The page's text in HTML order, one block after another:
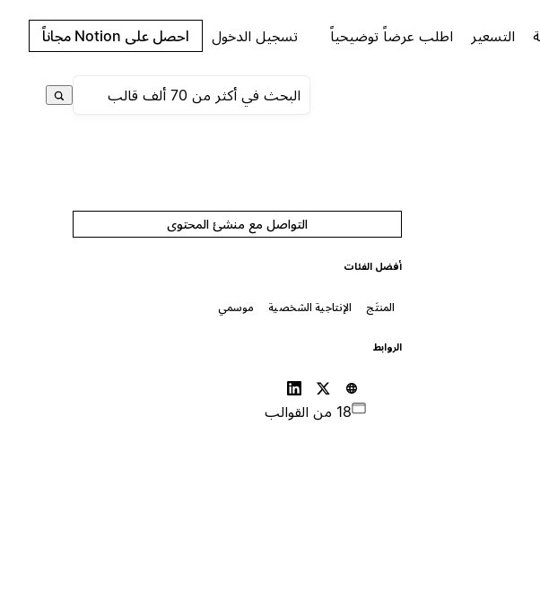
التسعير اطلب عرضاً توضيحياً تسجيل الدخول احصل على Notion مجاناً
التواصل مع منشئ المحتوى
أفضل الفئات
المنتَج الإنتاجية الشخصية موسمي
الروابط
18 من القوالب